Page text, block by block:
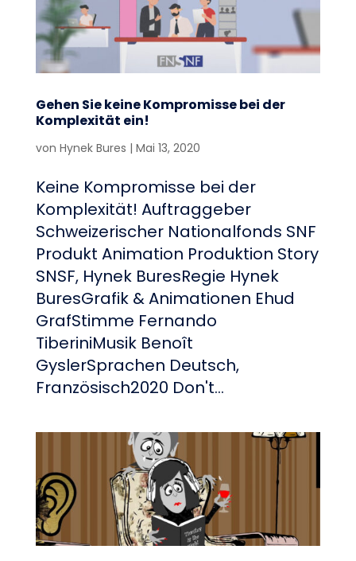
Gehen Sie keine Kompromisse bei der
Komplexität ein!
von Hynek Bures | Mai 13, 2020
Keine Kompromisse bei der
Komplexität! Auftraggeber
Schweizerischer Nationalfonds SNF
Produkt Animation Produktion Story
SNSF, Hynek BuresRegie Hynek
BuresGrafik & Animationen Ehud
GrafStimme Fernando
TiberiniMusik Benoît
GyslerSprachen Deutsch,
Französisch2020 Don't...